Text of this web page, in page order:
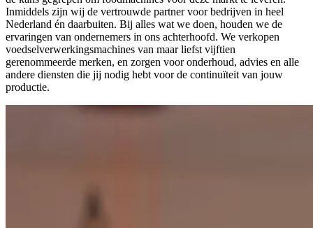
Inmiddels zijn wij de vertrouwde partner voor bedrijven in heel
Nederland én daarbuiten. Bij alles wat we doen, houden we de
ervaringen van ondernemers in ons achterhoofd. We verkopen
voedselverwerkingsmachines van maar liefst vijftien
gerenommeerde merken, en zorgen voor onderhoud, advies en alle
andere diensten die jij nodig hebt voor de continuïteit van jouw
productie.